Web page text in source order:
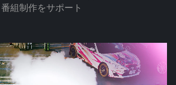
番組制作をサポート